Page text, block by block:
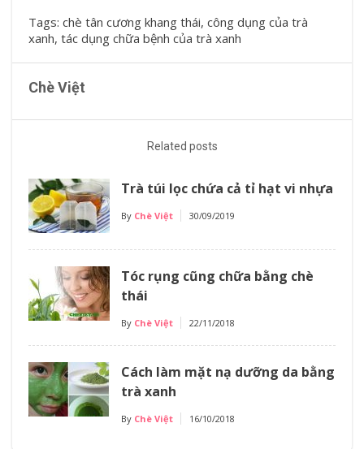
Tags: chè tân cương khang thái, công dụng của trà
xanh, tác dụng chữa bệnh của trà xanh
Chè Việt
Related posts
Trà túi lọc chứa cả tỉ hạt vi nhựa
By Chè Việt 30/09/2019
Tóc rụng cũng chữa bằng chè
thái
By Chè Việt 22/11/2018
Cách làm mặt nạ dưỡng da bằng
trà xanh
By Chè Việt 16/10/2018